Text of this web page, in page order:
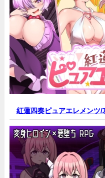
紅蓮四奏ピュアエレメンツ/